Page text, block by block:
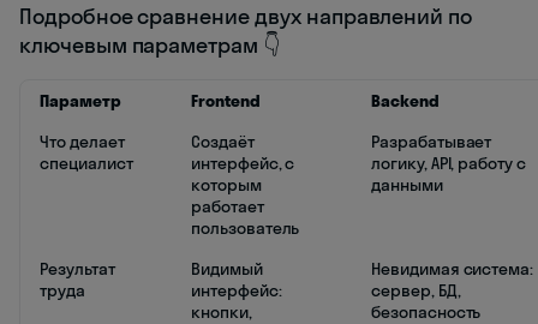
Подробное сравнение двух направлений по
ключевым параметрам 👇
Параметр Frontend
Backend
Что делает
специалист
Создаёт
интерфейс, с
которым
работает
пользователь
Разрабатывает
логику, API, работу с
данными
Результат
труда
Видимый
интерфейс:
кнопки,
Невидимая система:
сервер, БД,
безопасность